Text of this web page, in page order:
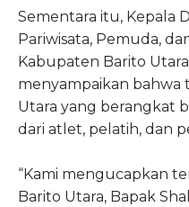
Sementara itu, Kepala
Pariwisata, Pemuda,
Kabupaten Barito
menyampaikan
Utara yang berangkat
dari atlet, pelatih, dan
“Kami mengucapkan
Barito Utara, Bapak